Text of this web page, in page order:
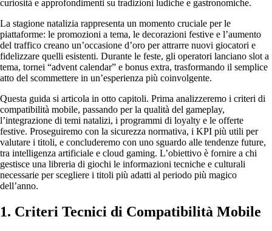
curiosità e approfondimenti su tradizioni ludiche e gastronomiche.
La stagione natalizia rappresenta un momento cruciale per le
piattaforme: le promozioni a tema, le decorazioni festive e l’aumento
del traffico creano un’occasione d’oro per attrarre nuovi giocatori e
fidelizzare quelli esistenti. Durante le feste, gli operatori lanciano slot a
tema, tornei “advent calendar” e bonus extra, trasformando il semplice
atto del scommettere in un’esperienza più coinvolgente.
Questa guida si articola in otto capitoli. Prima analizzeremo i criteri di
compatibilità mobile, passando per la qualità del gameplay,
l’integrazione di temi natalizi, i programmi di loyalty e le offerte
festive. Proseguiremo con la sicurezza normativa, i KPI più utili per
valutare i titoli, e concluderemo con uno sguardo alle tendenze future,
tra intelligenza artificiale e cloud gaming. L’obiettivo è fornire a chi
gestisce una libreria di giochi le informazioni tecniche e culturali
necessarie per scegliere i titoli più adatti al periodo più magico
dell’anno.
1. Criteri Tecnici di Compatibilità Mobile